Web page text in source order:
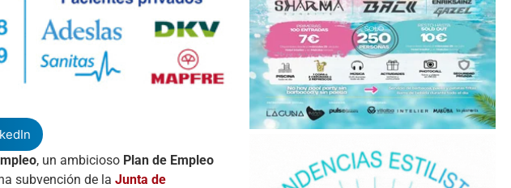
, un ambicioso Plan de Empleo
subvención de la Junta de